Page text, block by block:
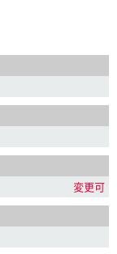
変更可